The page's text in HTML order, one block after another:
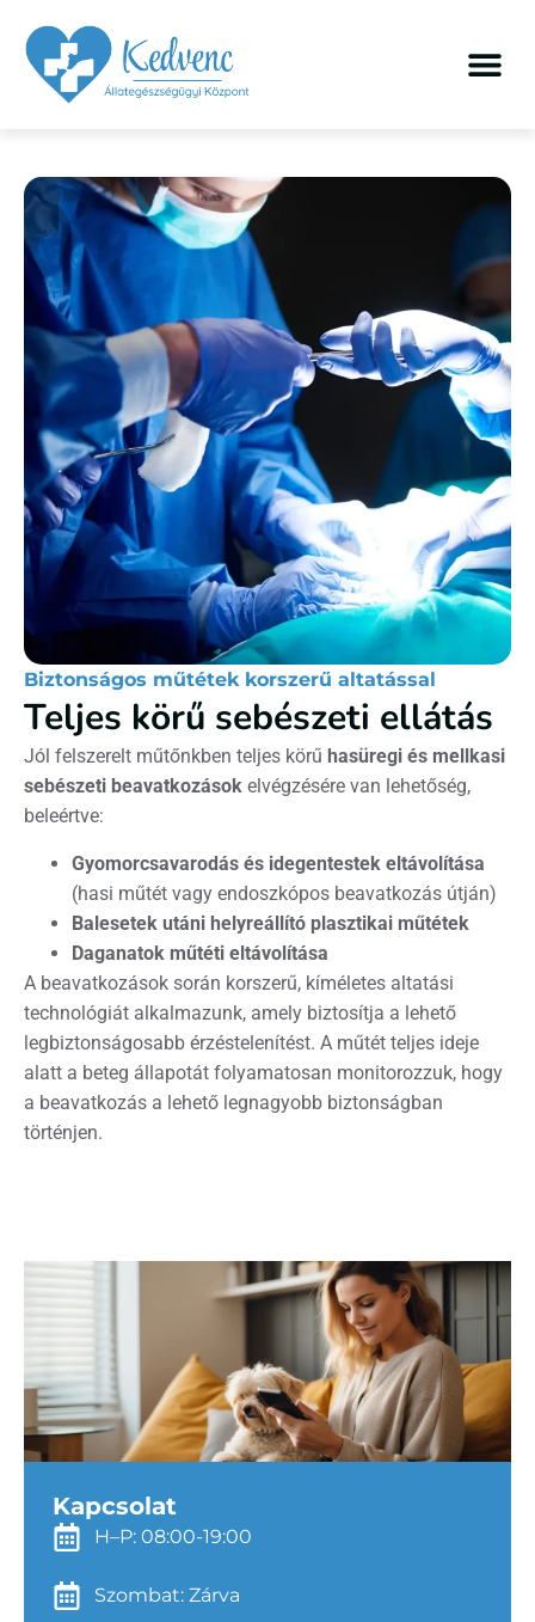
Biztonságos műtétek korszerű altatással
Teljes körű sebészeti ellátás
Jól felszerelt műtőnkben teljes körű hasüregi és mellkasi
sebészeti beavatkozások elvégzésére van lehetőség,
beleértve:
Gyomorcsavarodás és idegentestek eltávolítása
(hasi műtét vagy endoszkópos beavatkozás útján)
Balesetek utáni helyreállító plasztikai műtétek
Daganatok műtéti eltávolítása
A beavatkozások során korszerű, kíméletes altatási
technológiát alkalmazunk, amely biztosítja a lehető
legbiztonságosabb érzéstelenítést. A műtét teljes ideje
alatt a beteg állapotát folyamatosan monitorozzuk, hogy
a beavatkozás a lehető legnagyobb biztonságban
történjen.
Kapcsolat
H–P: 08:00-19:00
Szombat: Zárva